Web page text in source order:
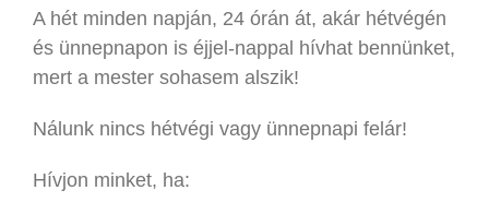
A hét minden napján, 24 órán át, akár hétvégén
és ünnepnapon is éjjel-nappal hívhat bennünket,
mert a mester sohasem alszik!
Nálunk nincs hétvégi vagy ünnepnapi felár!
Hívjon minket, ha: